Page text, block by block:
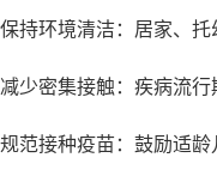
保持环境清洁：居家、
减少密集接触：疾病流
规范接种疫苗：鼓励适